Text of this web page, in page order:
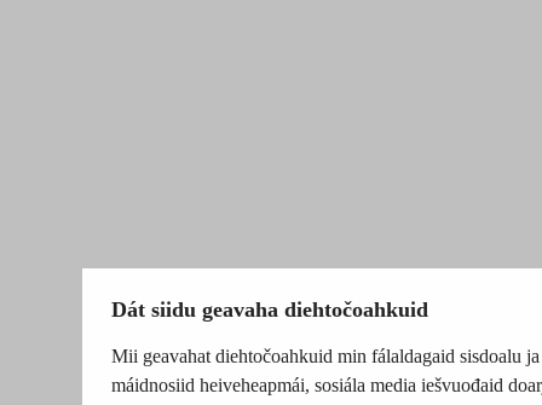
Dát siidu geavaha diehtočoahkuid
Mii geavahat diehtočoahkuid min fálaldagaid sisdoalu ja
máidnosiid heiveheapmái, sosiála media iešvuođaid